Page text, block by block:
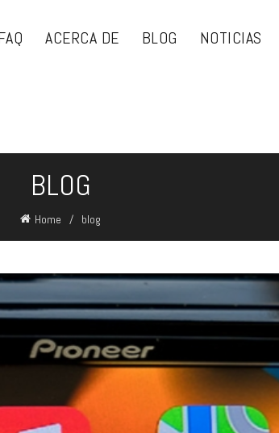
ACERCA DE BLOG NOTICIAS
BLOG
Home blog